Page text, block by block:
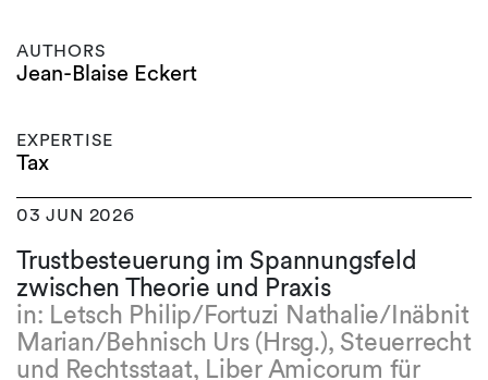
AUTHORS
Jean-Blaise Eckert
EXPERTISE
Tax
03 JUN 2026
Trustbesteuerung im Spannungsfeld
zwischen Theorie und Praxis
in: Letsch Philip/Fortuzi Nathalie/Inäbnit
Marian/Behnisch Urs (Hrsg.), Steuerrecht
und Rechtsstaat, Liber Amicorum für